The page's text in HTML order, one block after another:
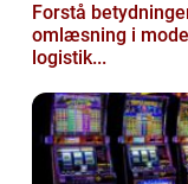
Forstå
omlæsning i
logistik...